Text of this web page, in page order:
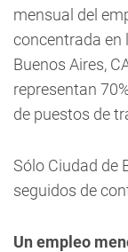
mensual del
concentrada en
Buenos Aires,
representan
de puestos de
Sólo Ciudad de
seguidos de
Un empleo